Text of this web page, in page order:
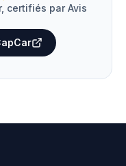
certifiés par Avis